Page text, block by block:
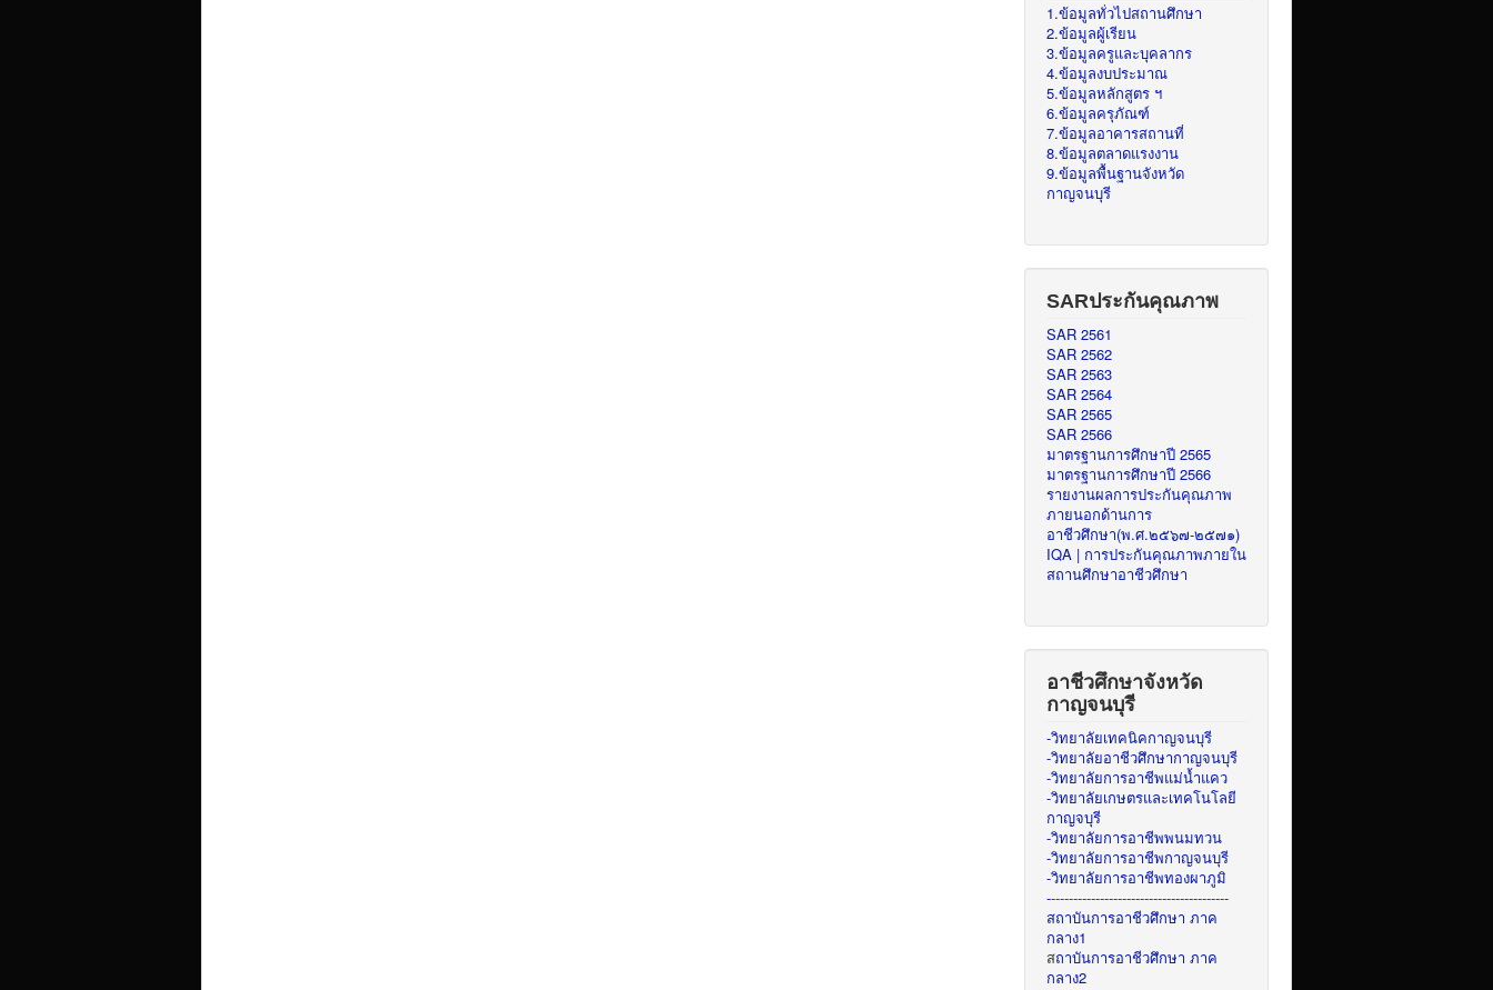
1.ข้อมูลทั่วไปสถานศึกษา
2.ข้อมูลผู้เรียน
3.ข้อมูลครูและบุคลากร
4.ข้อมูลงบประมาณ
5.ข้อมูลหลักสูตร ฯ
6.ข้อมูลครุภัณฑ์
7.ข้อมูลอาคารสถานที่
8.ข้อมูลตลาดแรงงาน
9.ข้อมูลพื้นฐานจังหวัด
กาญจนบุรี
SARประกันคุณภาพ
SAR 2561
SAR 2562
SAR 2563
SAR 2564
SAR 2565
SAR 2566
มาตรฐานการศึกษาปี 2565
มาตรฐานการศึกษาปี 2566
รายงานผลการประกันคุณภาพ
ภายนอกด้านการ
อาชีวศึกษา(พ.ศ.๒๕๖๗-๒๕๗๑)
IQA | การประกันคุณภาพภายใน
สถานศึกษาอาชีวศึกษา
อาชีวศึกษาจังหวัด
กาญจนบุรี
-วิทยาลัยเทคนิคกาญจนบุรี
-วิทยาลัยอาชีวศึกษากาญจนบุรี
-วิทยาลัยการอาชีพแม่น้ำแคว
-วิทยาลัยเกษตรและเทคโนโลยี
กาญจบุรี
-วิทยาลัยการอาชีพพนมทวน
-วิทยาลัยการอาชีพกาญจนบุรี
-วิทยาลัยการอาชีพทองผาภูมิ
-----------------------------------------
สถาบันการอาชีวศึกษา ภาค
กลาง1
สถาบันการอาชีวศึกษา ภาค
กลาง2